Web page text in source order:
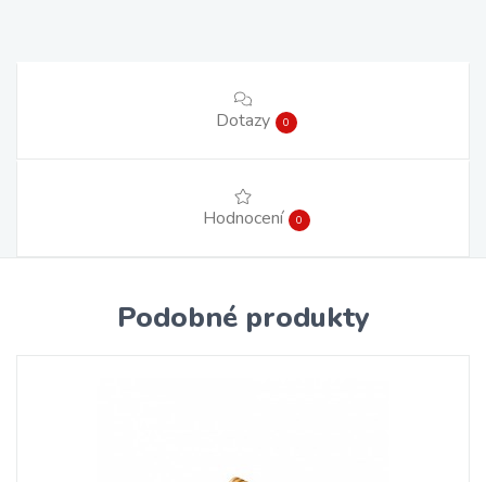
Dotazy 0
Hodnocení 0
Podobné produkty